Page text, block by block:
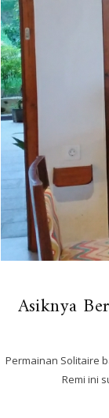
Asiknya
Permainan Solitaire
Remi ini